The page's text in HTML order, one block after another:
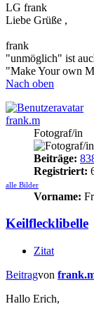
LG frank
Liebe Grüße ,
frank
"unmöglich" ist
"Make Your own
Nach oben
frank.m
Fotograf/in
Beiträge:
Registriert:
alle Bilder
Vorname:
Keilflecklibelle
Zitat
Beitragvon
Hallo Erich,